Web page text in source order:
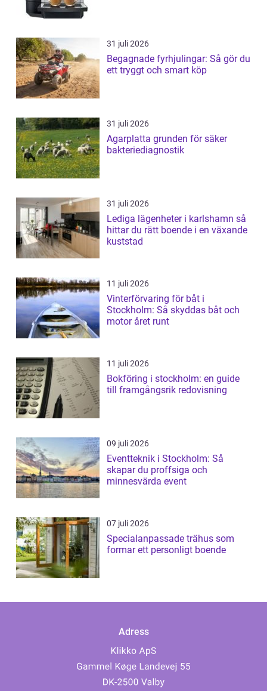
31 juli 2026
Begagnade fyrhjulingar: Så gör du
ett tryggt och smart köp
31 juli 2026
Agarplatta grunden för säker
bakteriediagnostik
31 juli 2026
Lediga lägenheter i karlshamn så
hittar du rätt boende i en växande
kuststad
11 juli 2026
Vinterförvaring för båt i
Stockholm: Så skyddas båt och
motor året runt
11 juli 2026
Bokföring i stockholm: en guide
till framgångsrik redovisning
09 juli 2026
Eventteknik i Stockholm: Så
skapar du proffsiga och
minnesvärda event
07 juli 2026
Specialanpassade trähus som
formar ett personligt boende
Adress